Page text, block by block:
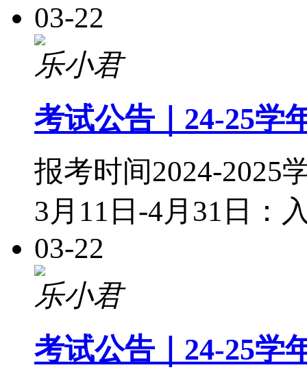
03-22
乐小君
考试公告｜24-25学
报考时间2024-2025
3月11日-4月31日：
03-22
乐小君
考试公告｜24-25学